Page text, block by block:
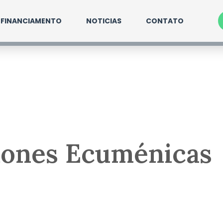
FINANCIAMENTO NOTICIAS CONTATO
Ecuménicas